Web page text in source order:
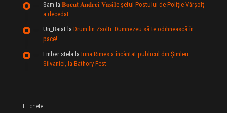
Sam la 𝐁𝐨𝐜𝐮ț 𝐀𝐧𝐝𝐫𝐞𝐢 𝐕𝐚𝐬𝐢𝐥e şeful Postului de Poliție Vârșolț
a decedat
Un_Baiat la Drum lin Zsolti. Dumnezeu sã te odihneascã în
pace!
Ember stela la Irina Rimes a încântat publicul din Şimleu
Silvaniei, la Bathory Fest
Etichete